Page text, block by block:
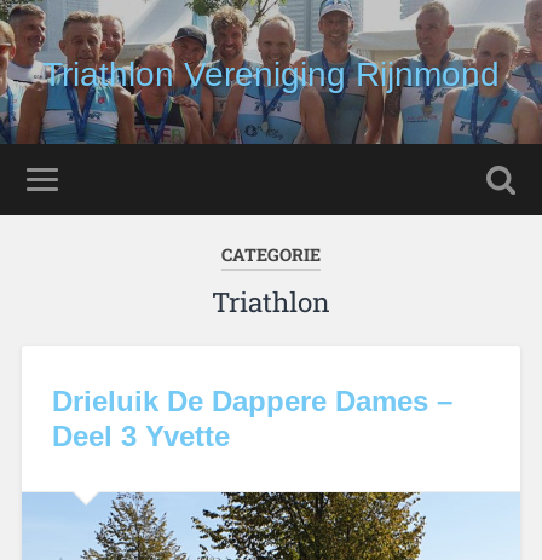
Triathlon Vereniging Rijnmond
CATEGORIE
Triathlon
Drieluik De Dappere Dames –
Deel 3 Yvette